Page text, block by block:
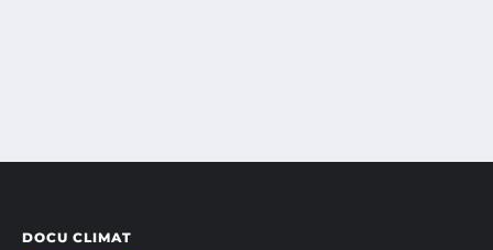
DOCU CLIMAT